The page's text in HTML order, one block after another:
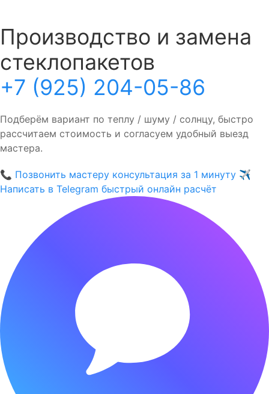
Производство и замена
стеклопакетов
+7 (925) 204-05-86
Подберём вариант по теплу / шуму / солнцу, быстро
рассчитаем стоимость и согласуем удобный выезд
мастера.
📞 Позвонить мастеру консультация за 1 минуту ✈️
Написать в Telegram быстрый онлайн расчёт